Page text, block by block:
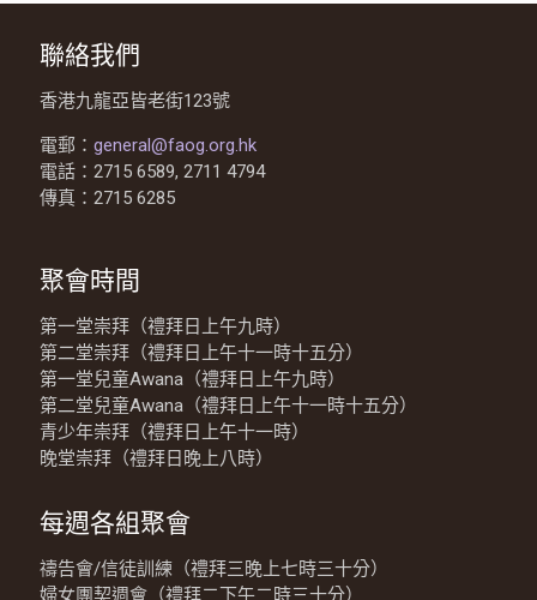
聯絡我們
香港九龍亞皆老街123號
電郵： general@faog.org.hk
電話：2715 6589, 2711 4794
傳真：2715 6285
聚會時間
第一堂崇拜（禮拜日上午九時）
第二堂崇拜（禮拜日上午十一時十五分）
第一堂兒童Awana（禮拜日上午九時）
第二堂兒童Awana（禮拜日上午十一時十五分）
青少年崇拜（禮拜日上午十一時）
晚堂崇拜（禮拜日晚上八時）
每週各組聚會
禱告會/信徒訓練（禮拜三晚上七時三十分）
婦女團契週會（禮拜二下午二時三十分）